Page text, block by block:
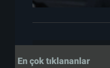
En çok tıklananlar